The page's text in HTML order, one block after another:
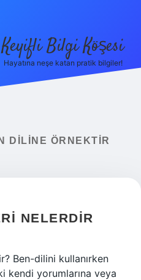
Keyifli Bilgi Köşesi
Hayatına neşe katan pratik bilgiler!
DILINE ÖRNEKTIR
NELERDIR
Ben-dilini kullanırken
kendi yorumlarına veya